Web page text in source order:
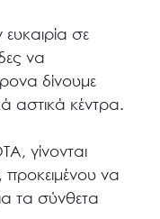
σε
να
δίνουμε
αστικά κέντρα.
γίνονται
προκειμένου να
τα σύνθετα